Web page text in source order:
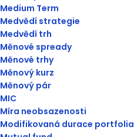
Medium Term
Medvědí strategie
Medvědí trh
Měnové spready
Měnové trhy
Měnový kurz
Měnový pár
MIC
Míra neobsazenosti
Modifikovaná durace portfolia